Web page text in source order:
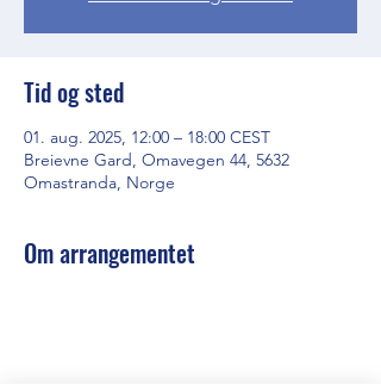
Tid og sted
01. aug. 2025, 12:00 – 18:00 CEST
Breievne Gard, Omavegen 44, 5632
Omastranda, Norge
Om arrangementet